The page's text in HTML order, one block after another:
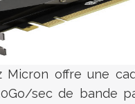
offre une
sec de bande